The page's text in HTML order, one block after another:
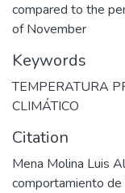
compared to the
of November
Keywords
TEMPERATURA
CLIMÁTICO
Citation
Mena Molina Luis
comportamiento